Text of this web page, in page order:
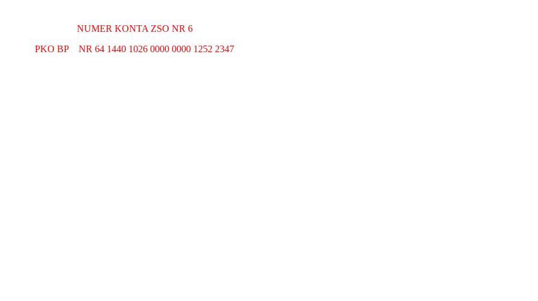
NUMER KONTA ZSO NR 6
PKO BP NR 64 1440 1026 0000 0000 1252 2347